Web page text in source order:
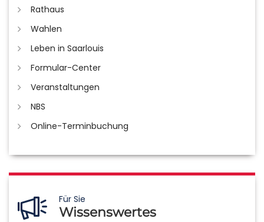
Rathaus
Wahlen
Leben in Saarlouis
Formular-Center
Veranstaltungen
NBS
Online-Terminbuchung
Für Sie
Wissenswertes